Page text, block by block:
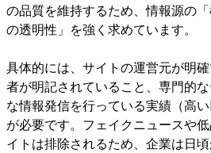
の品質を維持するため、情報源の
の透明性」を強く求めています。
具体的には、サイトの運営元が明
者が明記されていること、専門的
な情報発信を行っている実績（高
が必要です。フェイクニュースや
イトは排除されるため、企業は日